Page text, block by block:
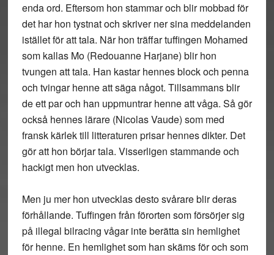
enda ord. Eftersom hon stammar och blir mobbad för
det har hon tystnat och skriver ner sina meddelanden
istället för att tala. När hon träffar tuffingen Mohamed
som kallas Mo (Redouanne Harjane) blir hon
tvungen att tala. Han kastar hennes block och penna
och tvingar henne att säga något. Tillsammans blir
de ett par och han uppmuntrar henne att våga. Så gör
också hennes lärare (Nicolas Vaude) som med
fransk kärlek till litteraturen prisar hennes dikter. Det
gör att hon börjar tala. Visserligen stammande och
hackigt men hon utvecklas.
Men ju mer hon utvecklas desto svårare blir deras
förhållande. Tuffingen från förorten som försörjer sig
på illegal bilracing vågar inte berätta sin hemlighet
för henne. En hemlighet som han skäms för och som